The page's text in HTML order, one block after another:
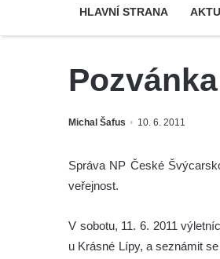
HLAVNÍ STRANA
Michal Šafus 10. 6. 2011
Správa NP České
veřejnost.
V sobotu, 11. 6. 2011
u Krásné Lípy, a seznámit